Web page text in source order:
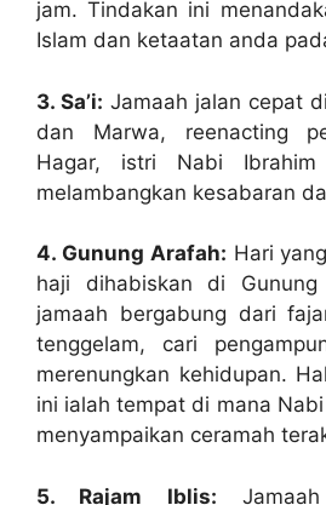
jam. Tindakan ini
Islam dan ketaatan anda
3. Sa’i: Jamaah jalan cepat
dan Marwa, reenacting
Hagar, istri Nabi
melambangkan kesabaran
4. Gunung Arafah: Hari
haji dihabiskan di
jamaah bergabung dari
tenggelam, cari
merenungkan kehidupan.
ini ialah tempat di mana
menyampaikan ceramah
5. Rajam Iblis: